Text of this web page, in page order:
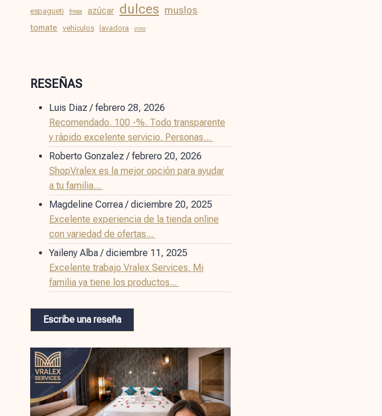
espagueti fresa azúcar dulces muslos
tomate vehículos lavadora vino
RESEÑAS
Luis Diaz /febrero 28, 2026
Recomendado. 100 -%. Todo transparente
y rápido excelente servicio. Personas...
Roberto Gonzalez /febrero 20, 2026
ShopVralex es la mejor opción para ayudar
a tu familia...
Magdeline Correa /diciembre 20, 2025
Excelente experiencia de la tienda online
con variedad de ofertas...
Yaileny Alba /diciembre 11, 2025
Excelente trabajo Vralex Services. Mi
familia ya tiene los productos...
Escribe una reseña